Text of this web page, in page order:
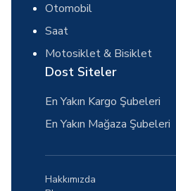
Otomobil
Saat
Motosiklet & Bisiklet
Dost Siteler
En Yakın Kargo Şubeleri
En Yakın Mağaza Şubeleri
Hakkımızda